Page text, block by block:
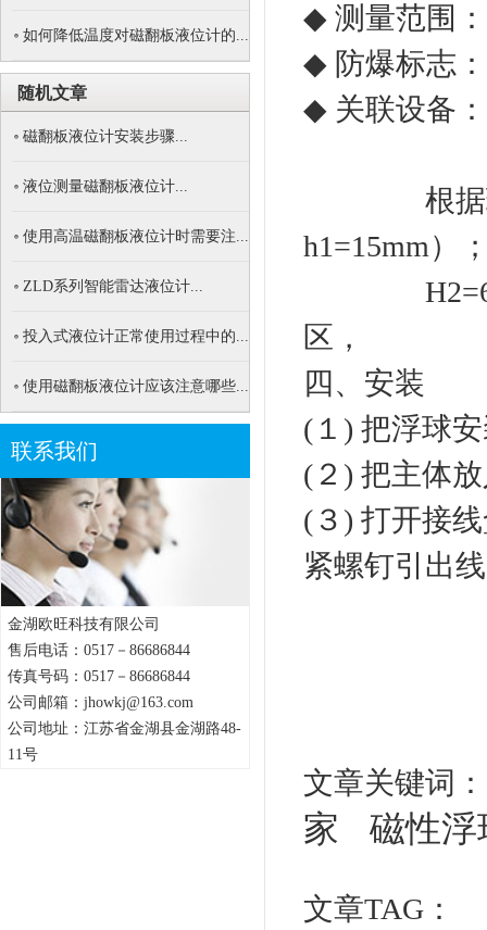
如何降低温度对磁翻板液位计的...
随机文章
磁翻板液位计安装步骤...
液位测量磁翻板液位计...
使用高温磁翻板液位计时需要注...
ZLD系列智能雷达液位计...
投入式液位计正常使用过程中的...
使用磁翻板液位计应该注意哪些...
联系我们
金湖欧旺科技有限公司
售后电话：0517－86686844
传真号码：0517－86686844
公司邮箱：jhowkj@163.com
公司地址：江苏省金湖县金湖路48-
11号
◆ 测量范围
◆ 防爆标志
◆ 关联设备
根据现场
h1=15mm
区， 即仪
四、安装
(１) 把浮球
(２) 把主体
(３) 打开接
紧螺钉引出
文章关键词
家 磁性浮
文章TAG：